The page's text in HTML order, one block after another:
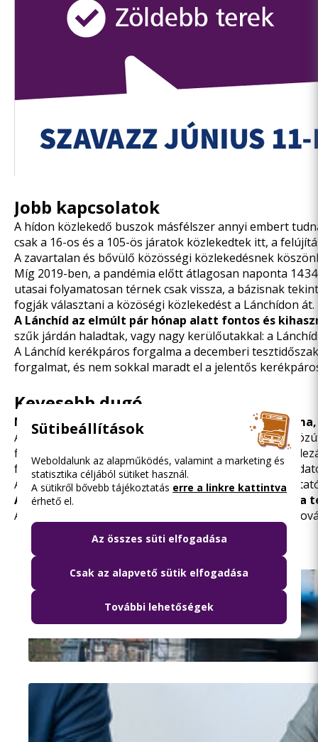
Jobb kapcsolatok
A hídon közlekedő buszok másfélszer annyi embert
csak a 16-os és a 105-ös járatok közlekedtek itt, a
A zavartalan és bővülő közösségi közlekedésnek
Míg 2019-ben, a pandémia előtt átlagosan naponta 14
utasai folyamatosan térnek csak vissza, a bázisnak
fogják választani a közöségi közlekedést a Lánchídon át.
A Lánchíd az elmúlt pár hónap alatt fontos és
szűk járdán haladtak, vagy nagy kerülőutakkal: a
A Lánchíd kerékpáros forgalma a decemberi
forgalmat, és nem sokkal maradt el a jelentős
Kevesebb dugó
Mind a budapesti hidak összesített közúti
A Lánchíd szerepe a budapesti Duna-hidak között a
fizikai adottságai. 2019 őszéhez viszonyítva a Lánchíd
forgalma tovább csökkent, a Lánchíd lezárása előtti
A Waze adatai alapján a közúti forgalom torlódási
A fenti eredmények ismeretében a BKK javaslata
A BKK javaslatáról és a társaság jelentéséről minden
Fotógaléria (3)
Sütibeállítások
Weboldalunk az alapműködés, valamint a marketing és
statisztika céljából sütiket használ.
A sütikről bővebb tájékoztatás erre a linkre kattintva
érhető el.
Az összes süti elfogadása
Csak az alapvető sütik elfogadása
További lehetőségek